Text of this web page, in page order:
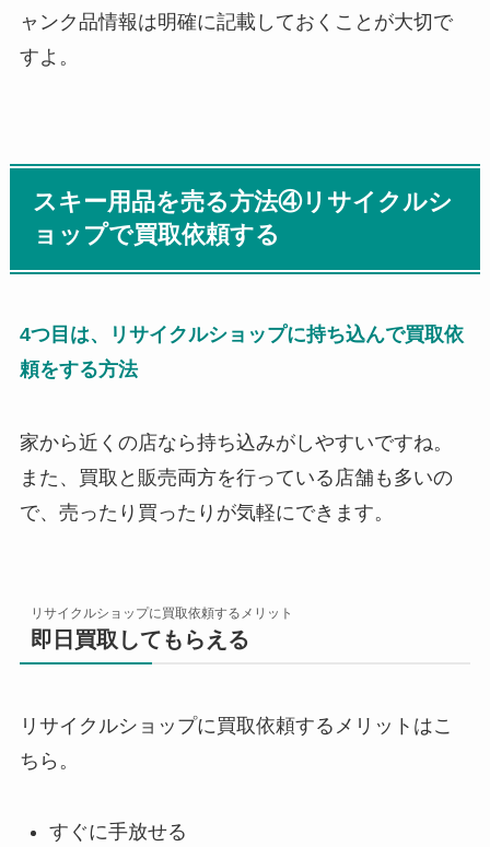
ャンク品情報は明確に記載しておくことが大切で
すよ。
スキー用品を売る方法④リサイクルシ
ョップで買取依頼する
4つ目は、リサイクルショップに持ち込んで買取依
頼をする方法
家から近くの店なら持ち込みがしやすいですね。
また、買取と販売両方を行っている店舗も多いの
で、売ったり買ったりが気軽にできます。
リサイクルショップに買取依頼するメリット
即日買取してもらえる
リサイクルショップに買取依頼するメリットはこ
ちら。
すぐに手放せる